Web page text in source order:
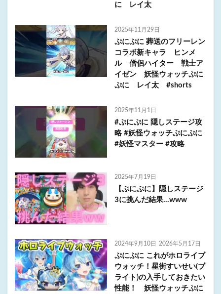
に レイ太
2025年11月29日
ぷにぷに 葬送のフリーレン
コラボ新キャラ ヒンメ
ル 僧侶ハイター 戦士ア
イゼン 妖怪ウォッチぷに
ぷに レイ太 #shorts
2025年11月1日
#ぷにぷに 隠しステージ攻
略 #妖怪ウォッチぷにぷに
#妖怪マスター #攻略
2025年7月19日
【ぷにぷに】隠しステージ
3に挑んだ結果…www
2024年9月10日 2026年5月17日
ぷにぷに これがホロライブ
ウォッチ！星街すいせい(ブ
ライト)の入手しておきたい
性能！ 妖怪ウォッチぷに